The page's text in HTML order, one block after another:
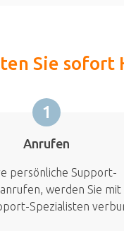
Sie sofort
1
Anrufen
persönliche Support-
werden Sie mit
Spezialisten